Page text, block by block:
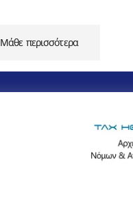
Μάθε περισσότερα